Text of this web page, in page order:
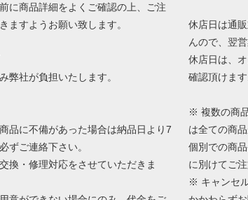
に商品詳細をよくご確認の上、ご注
ますようお願い致します。
弊社が負担いたします。
品に不備があった場合は納品日より7
ずご連絡下さい。
換・修理対応をさせていただきま
休店日は通
んので、翌
休店日は、
確認頂けます
※ 複数の商
は全ての商
個別での商
に別けてご
※ キャンセ